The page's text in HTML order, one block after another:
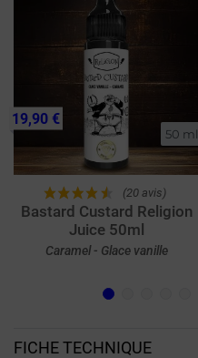
50 ml
(20 avis)
Bastard Custard Religion
Juice 50ml
Caramel - Glace vanille
19,90 €
FICHE TECHNIQUE